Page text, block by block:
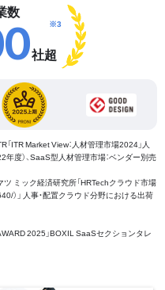
数
社超
※3
ITR Market View：人材管理市場2024」人
度）、SaaS型人材管理市場：ベンダー別売
ミック経済研究所「HRTechクラウド市場
）」 人事・配置クラウド分野における出荷
2025」BOXIL SaaSセクションタレ